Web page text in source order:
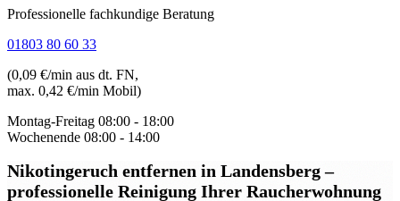
Professionelle fachkundige Beratung
01803 80 60 33
(0,09 €/min aus dt. FN,
max. 0,42 €/min Mobil)
Montag-Freitag 08:00 - 18:00
Wochenende 08:00 - 14:00
Nikotingeruch entfernen in Landensberg–
professionelle Reinigung Ihrer Raucherwohnung